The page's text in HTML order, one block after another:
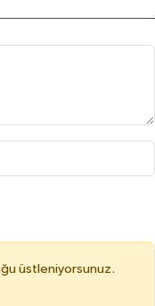
üstleniyorsunuz.